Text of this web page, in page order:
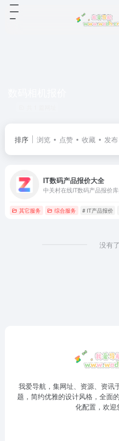
排序 浏览 点赞 收藏 发布
IT数码产品报价大全
其它服务 综合服务 # IT产品报价
没有了
我爱导航，集网址、资源、资讯
题，简约优雅的设计风格，全面
化配置，欢迎